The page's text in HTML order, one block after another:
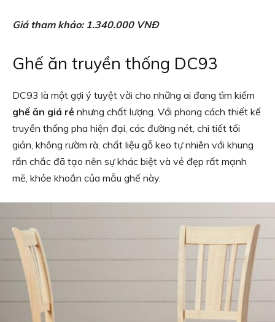
Giá tham khảo: 1.340.000 VNĐ
Ghế ăn truyền thống DC93
DC93 là một gợi ý tuyệt vời cho những ai đang tìm kiếm
ghế ăn giá rẻ nhưng chất lượng. Với phong cách thiết kế
truyền thống pha hiện đại, các đường nét, chi tiết tối
giản, không rườm rà, chất liệu gỗ keo tự nhiên với khung
rắn chắc đã tạo nên sự khác biệt và vẻ đẹp rất mạnh
mẽ, khỏe khoắn của mẫu ghế này.